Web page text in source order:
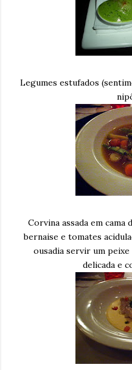
Legumes estufados
Corvina assada em
bernaise e tomates
ousadia servir um
delicada e